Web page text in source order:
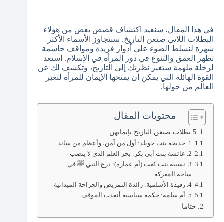
في هذا المقال، سنعيد اكتشاف قصص بعض من هؤلاء
البطلات اللاتي صنعن التاريخ. سنتجاوز الأسماء الأكثر
شهرة لنسلط الضوء على أدوار فريدة ومواقف حاسمة
تظهر العمق والتنوع في دور المرأة في الإسلام. استعد
لرحلة ملهمة ستغير نظرتك إلى التاريخ، وتكشف لك عن
القوة الهائلة التي يمكن أن يمنحها الإيمان للمرأة لتغير
العالم من حولها.
محتويات المقال
5 بطلات صنعن التاريخ بإيمانهن
1. خديجة بنت خويلد: أول من آمن، وأعظم من ساند
2. عائشة بنت أبي بكر: بحر العلم الذي لا ينضب
3. نسيبة بنت كعب (أم عمارة): درع النبي ﷺ في
ساحة المعركة
4. رفيدة الأسلمية: رائدة التمريض والجراحة الميدانية
5. أم سلمة: حكمة سياسية أنقذت الموقف
ختاما